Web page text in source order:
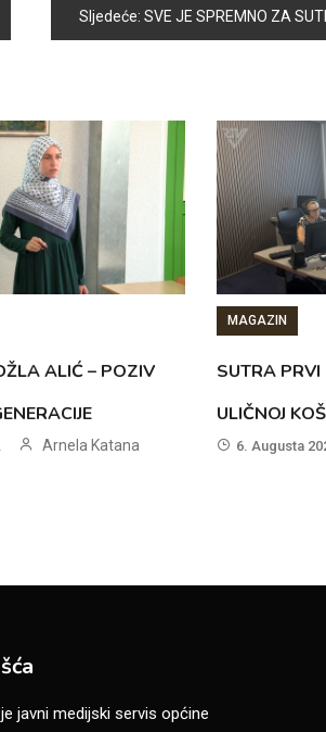
Sljedeće: SVE JE SPREMNO ZA
ALIĆ – POZIV
Arnela Katana
MAGAZIN
SUTRA
ULIČNOJ
6. Augusta
javni medijski servis općine